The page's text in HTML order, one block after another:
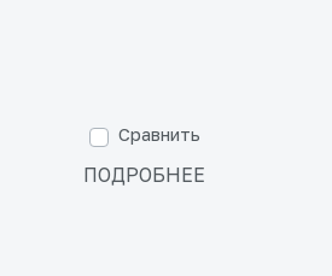
Сравнить
ПОДРОБНЕЕ